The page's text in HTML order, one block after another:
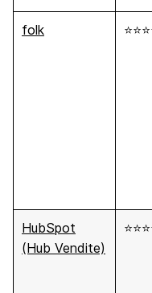
folk
HubSpot
(Hub Vendite)